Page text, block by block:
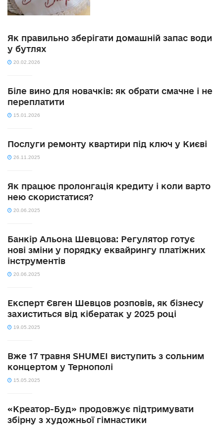
Як правильно зберігати домашній запас води
у бутлях
20.02.2026
Біле вино для новачків: як обрати смачне і не
переплатити
15.01.2026
Послуги ремонту квартири під ключ у Києві
26.11.2025
Як працює пролонгація кредиту і коли варто
нею скористатися?
20.06.2025
Банкір Альона Шевцова: Регулятор готує
нові зміни у порядку еквайрингу платіжних
інструментів
20.06.2025
Експерт Євген Шевцов розповів, як бізнесу
захиститься від кібератак у 2025 році
19.05.2025
Вже 17 травня SHUMEI виступить з сольним
концертом у Тернополі
15.05.2025
«Креатор-Буд» продовжує підтримувати
збірну з художньої гімнастики